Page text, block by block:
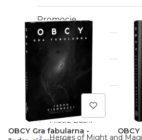
Promocje
Crowdfunding
Gry RPG
Mistrz Baśni
Heroes of Might and
OBCY Gra fabularna -